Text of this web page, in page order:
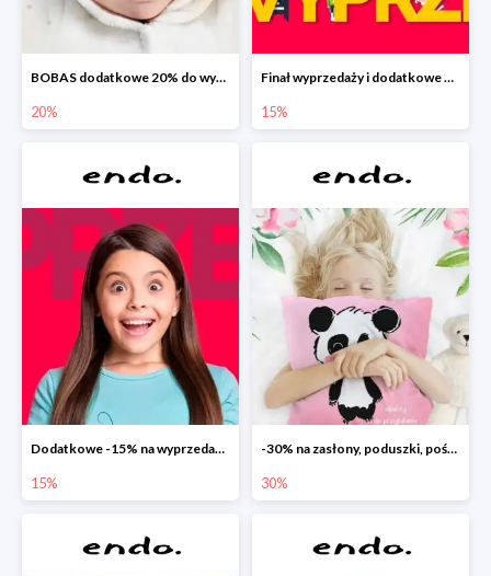
BOBAS dodatkowe 20% do wyprzedaży
20%
Finał wyprzedaży i dodatkowe 15%
15%
Dodatkowe -15% na wyprzedaż do -70%
15%
-30% na zasłony, poduszki, pościele dla dzieci
30%